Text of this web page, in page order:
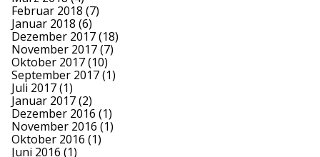
Februar 2018 (7)
Januar 2018 (6)
Dezember 2017(18)
November 2017(7)
Oktober 2017(10)
September 2017(1)
Juli 2017(1)
Januar 2017(2)
Dezember 2016 (1)
November 2016 (1)
Oktober 2016 (1)
Juni 2016 (1)